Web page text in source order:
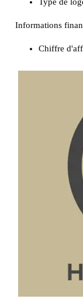
Informations
Chiffre